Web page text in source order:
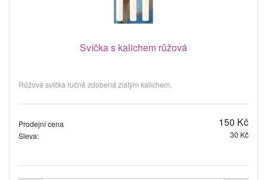
Svíčka s kalichem růžová
Růžová svíčka ručně zdobená zlatým kalichem.
Prodejní cena 150 Kč
Sleva: 30 Kč